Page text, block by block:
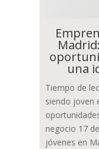
una
Tiempo de
siendo joven
negocio 17
jóvenes en